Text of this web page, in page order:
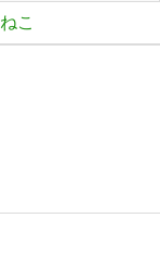
こ